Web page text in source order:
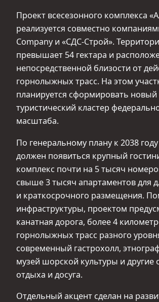
Проект всесезонного комплекса
реализуется совместно
Company и «СДС-Строй».
превышает 54 гектара и
непосредственной близости от
горнолыжных трасс. На этом
планируется сформировать новый
туристический кластер
масштаба.
По генеральному плану к 2038 году
должен появиться крупный
комплекс почти на 5 тысяч
свыше 3 тысяч апартаментов для
и краткосрочного размещения.
инфраструктуры, проектом
канатная дорога, более 4
горнолыжных трасс разного
современный гастрохолл,
музей шорской культуры и другие
отдыха и досуга.
Отдельный акцент сделан на